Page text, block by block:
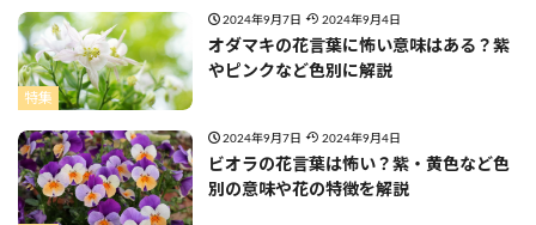
特集
2024年9月7日 2024年9月4日
オダマキの花言葉に怖い意味はある？紫
やピンクなど色別に解説
2024年9月7日 2024年9月4日
ビオラの花言葉は怖い？紫・黄色など色
別の意味や花の特徴を解説